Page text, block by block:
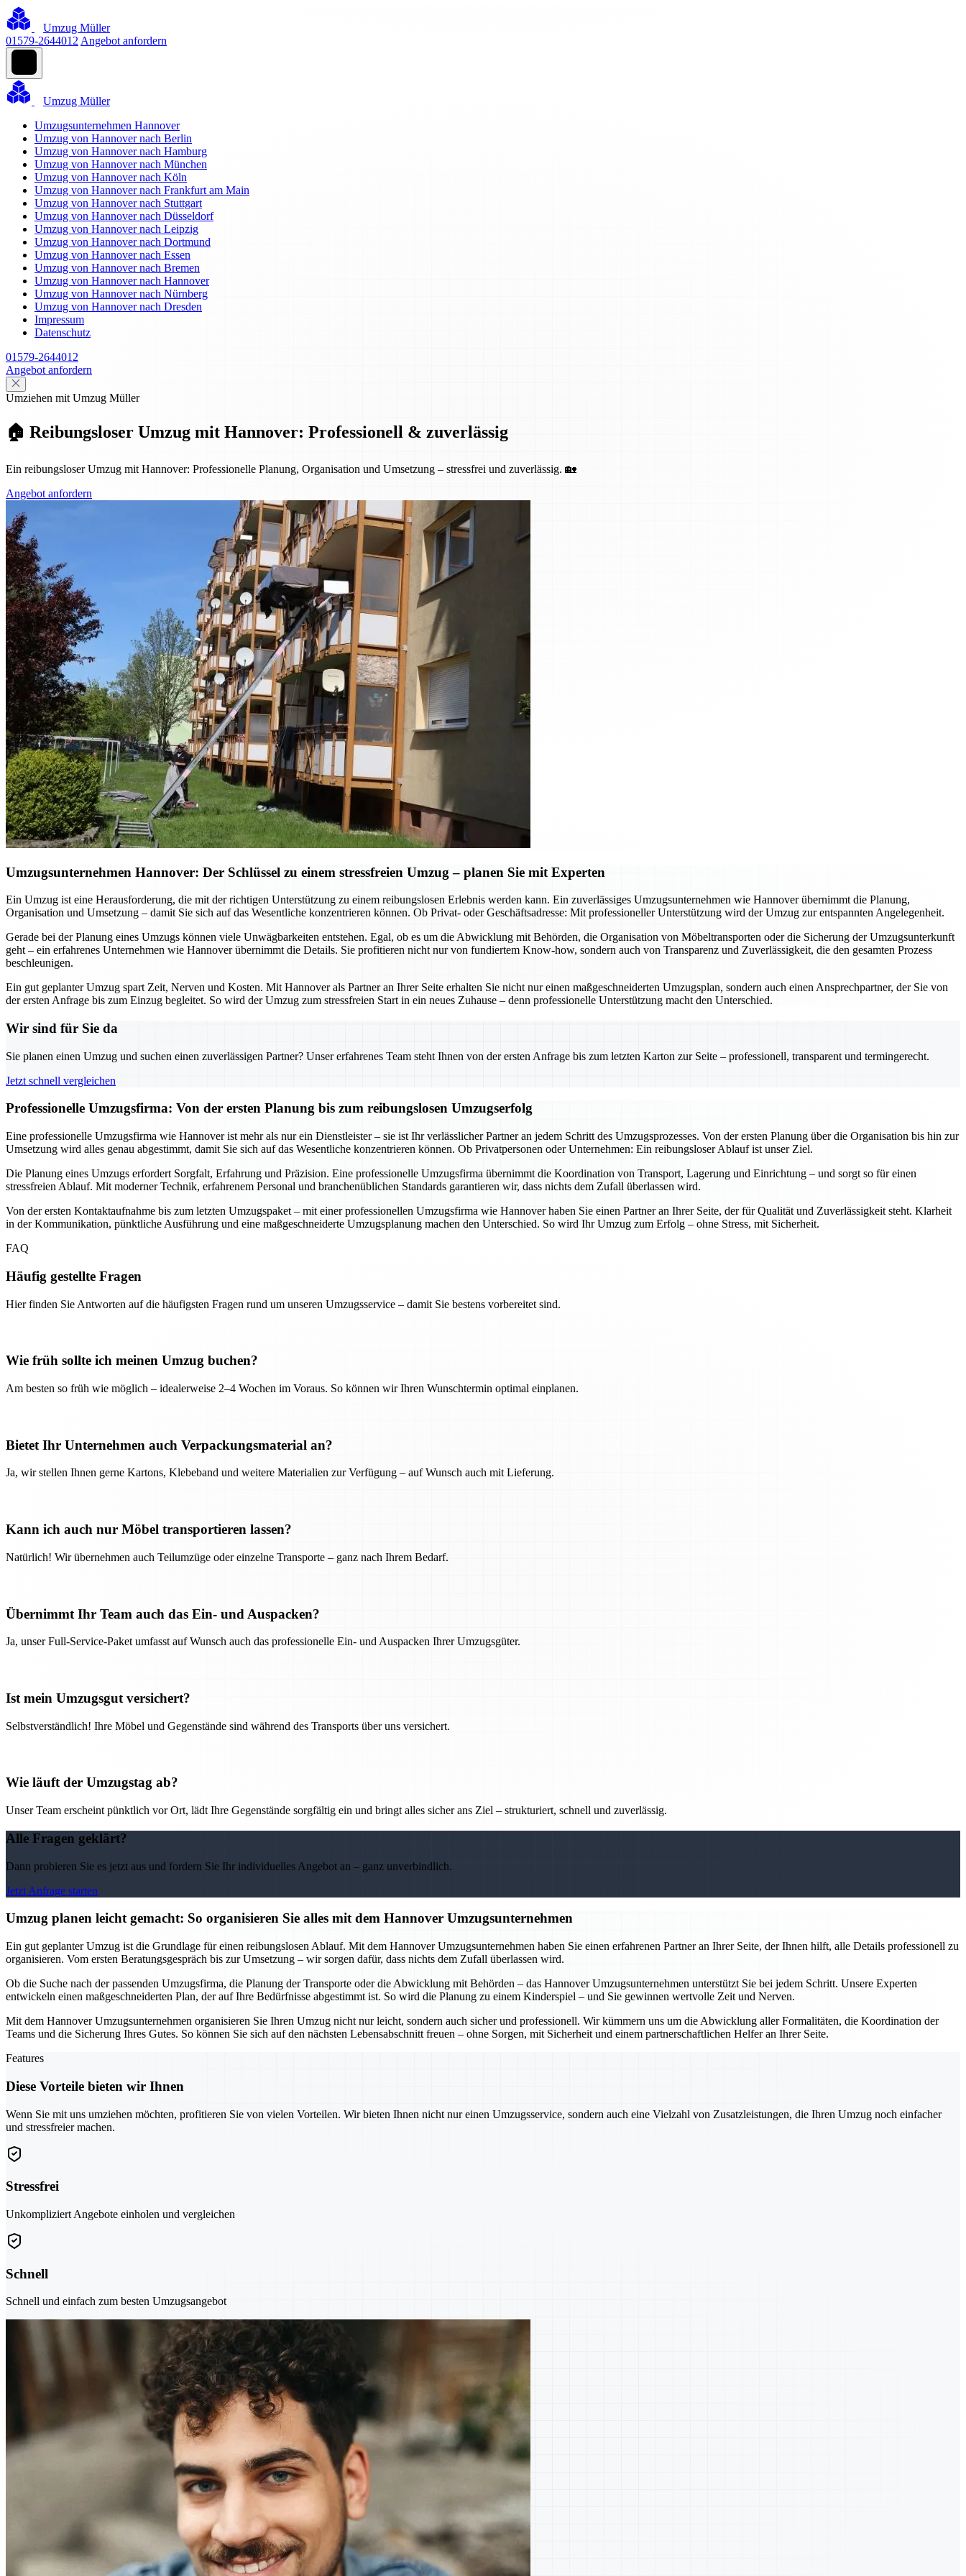
Umzug Müller
01579-2644012 Angebot anfordern
Umzug Müller
Umzugsunternehmen Hannover
Umzug von Hannover nach Berlin
Umzug von Hannover nach Hamburg
Umzug von Hannover nach München
Umzug von Hannover nach Köln
Umzug von Hannover nach Frankfurt am Main
Umzug von Hannover nach Stuttgart
Umzug von Hannover nach Düsseldorf
Umzug von Hannover nach Leipzig
Umzug von Hannover nach Dortmund
Umzug von Hannover nach Essen
Umzug von Hannover nach Bremen
Umzug von Hannover nach Hannover
Umzug von Hannover nach Nürnberg
Umzug von Hannover nach Dresden
Impressum
Datenschutz
01579-2644012
Angebot anfordern
Umziehen mit Umzug Müller
🏠 Reibungsloser Umzug mit Hannover: Professionell & zuverlässig
Ein reibungsloser Umzug mit Hannover: Professionelle Planung, Organisation und Umsetzung – stressfrei und zuverlässig. 🏡
Angebot anfordern
Umzugsunternehmen Hannover: Der Schlüssel zu einem stressfreien Umzug – planen Sie mit Experten
Ein Umzug ist eine Herausforderung, die mit der richtigen Unterstützung zu einem reibungslosen Erlebnis werden kann. Ein zuverlässiges Umzugsunternehmen wie Hannover übernimmt die Planung,
Organisation und Umsetzung – damit Sie sich auf das Wesentliche konzentrieren können. Ob Privat- oder Geschäftsadresse: Mit professioneller Unterstützung wird der Umzug zur entspannten Angelegenheit.
Gerade bei der Planung eines Umzugs können viele Unwägbarkeiten entstehen. Egal, ob es um die Abwicklung mit Behörden, die Organisation von Möbeltransporten oder die Sicherung der Umzugsunterkunft
geht – ein erfahrenes Unternehmen wie Hannover übernimmt die Details. Sie profitieren nicht nur von fundiertem Know-how, sondern auch von Transparenz und Zuverlässigkeit, die den gesamten Prozess
beschleunigen.
Ein gut geplanter Umzug spart Zeit, Nerven und Kosten. Mit Hannover als Partner an Ihrer Seite erhalten Sie nicht nur einen maßgeschneiderten Umzugsplan, sondern auch einen Ansprechpartner, der Sie von
der ersten Anfrage bis zum Einzug begleitet. So wird der Umzug zum stressfreien Start in ein neues Zuhause – denn professionelle Unterstützung macht den Unterschied.
Wir sind für Sie da
Sie planen einen Umzug und suchen einen zuverlässigen Partner? Unser erfahrenes Team steht Ihnen von der ersten Anfrage bis zum letzten Karton zur Seite – professionell, transparent und termingerecht.
Jetzt schnell vergleichen
Professionelle Umzugsfirma: Von der ersten Planung bis zum reibungslosen Umzugserfolg
Eine professionelle Umzugsfirma wie Hannover ist mehr als nur ein Dienstleister – sie ist Ihr verlässlicher Partner an jedem Schritt des Umzugsprozesses. Von der ersten Planung über die Organisation bis hin zur
Umsetzung wird alles genau abgestimmt, damit Sie sich auf das Wesentliche konzentrieren können. Ob Privatpersonen oder Unternehmen: Ein reibungsloser Ablauf ist unser Ziel.
Die Planung eines Umzugs erfordert Sorgfalt, Erfahrung und Präzision. Eine professionelle Umzugsfirma übernimmt die Koordination von Transport, Lagerung und Einrichtung – und sorgt so für einen
stressfreien Ablauf. Mit moderner Technik, erfahrenem Personal und branchenüblichen Standards garantieren wir, dass nichts dem Zufall überlassen wird.
Von der ersten Kontaktaufnahme bis zum letzten Umzugspaket – mit einer professionellen Umzugsfirma wie Hannover haben Sie einen Partner an Ihrer Seite, der für Qualität und Zuverlässigkeit steht. Klarheit
in der Kommunikation, pünktliche Ausführung und eine maßgeschneiderte Umzugsplanung machen den Unterschied. So wird Ihr Umzug zum Erfolg – ohne Stress, mit Sicherheit.
FAQ
Häufig gestellte Fragen
Hier finden Sie Antworten auf die häufigsten Fragen rund um unseren Umzugsservice – damit Sie bestens vorbereitet sind.
Wie früh sollte ich meinen Umzug buchen?
Am besten so früh wie möglich – idealerweise 2–4 Wochen im Voraus. So können wir Ihren Wunschtermin optimal einplanen.
Bietet Ihr Unternehmen auch Verpackungsmaterial an?
Ja, wir stellen Ihnen gerne Kartons, Klebeband und weitere Materialien zur Verfügung – auf Wunsch auch mit Lieferung.
Kann ich auch nur Möbel transportieren lassen?
Natürlich! Wir übernehmen auch Teilumzüge oder einzelne Transporte – ganz nach Ihrem Bedarf.
Übernimmt Ihr Team auch das Ein- und Auspacken?
Ja, unser Full-Service-Paket umfasst auf Wunsch auch das professionelle Ein- und Auspacken Ihrer Umzugsgüter.
Ist mein Umzugsgut versichert?
Selbstverständlich! Ihre Möbel und Gegenstände sind während des Transports über uns versichert.
Wie läuft der Umzugstag ab?
Unser Team erscheint pünktlich vor Ort, lädt Ihre Gegenstände sorgfältig ein und bringt alles sicher ans Ziel – strukturiert, schnell und zuverlässig.
Alle Fragen geklärt?
Dann probieren Sie es jetzt aus und fordern Sie Ihr individuelles Angebot an – ganz unverbindlich.
Jetzt Anfrage starten
Umzug planen leicht gemacht: So organisieren Sie alles mit dem Hannover Umzugsunternehmen
Ein gut geplanter Umzug ist die Grundlage für einen reibungslosen Ablauf. Mit dem Hannover Umzugsunternehmen haben Sie einen erfahrenen Partner an Ihrer Seite, der Ihnen hilft, alle Details professionell zu
organisieren. Vom ersten Beratungsgespräch bis zur Umsetzung – wir sorgen dafür, dass nichts dem Zufall überlassen wird.
Ob die Suche nach der passenden Umzugsfirma, die Planung der Transporte oder die Abwicklung mit Behörden – das Hannover Umzugsunternehmen unterstützt Sie bei jedem Schritt. Unsere Experten
entwickeln einen maßgeschneiderten Plan, der auf Ihre Bedürfnisse abgestimmt ist. So wird die Planung zu einem Kinderspiel – und Sie gewinnen wertvolle Zeit und Nerven.
Mit dem Hannover Umzugsunternehmen organisieren Sie Ihren Umzug nicht nur leicht, sondern auch sicher und professionell. Wir kümmern uns um die Abwicklung aller Formalitäten, die Koordination der
Teams und die Sicherung Ihres Gutes. So können Sie sich auf den nächsten Lebensabschnitt freuen – ohne Sorgen, mit Sicherheit und einem partnerschaftlichen Helfer an Ihrer Seite.
Features
Diese Vorteile bieten wir Ihnen
Wenn Sie mit uns umziehen möchten, profitieren Sie von vielen Vorteilen. Wir bieten Ihnen nicht nur einen Umzugsservice, sondern auch eine Vielzahl von Zusatzleistungen, die Ihren Umzug noch einfacher
und stressfreier machen.
Stressfrei
Unkompliziert Angebote einholen und vergleichen
Schnell
Schnell und einfach zum besten Umzugsangebot